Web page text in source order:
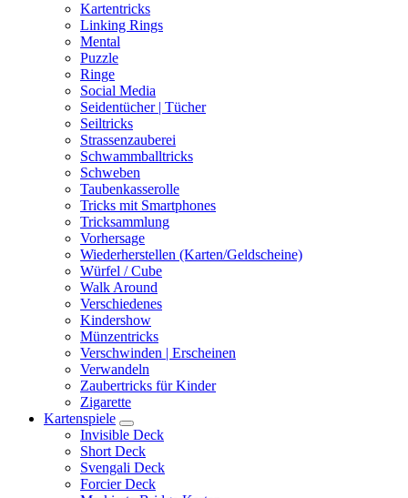
Kartentricks
Linking Rings
Mental
Puzzle
Ringe
Social Media
Seidentücher | Tücher
Seiltricks
Strassenzauberei
Schwammballtricks
Schweben
Taubenkasserolle
Tricks mit Smartphones
Tricksammlung
Vorhersage
Wiederherstellen (Karten/Geldscheine)
Würfel / Cube
Walk Around
Verschiedenes
Kindershow
Münzentricks
Verschwinden | Erscheinen
Verwandeln
Zaubertricks für Kinder
Zigarette
Kartenspiele
Invisible Deck
Short Deck
Svengali Deck
Forcier Deck